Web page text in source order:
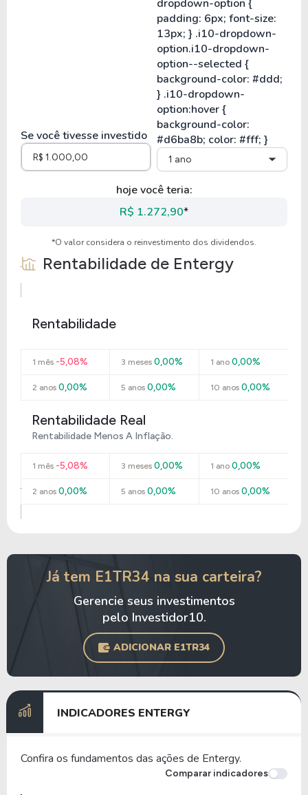
Se você tivesse investido
1 ano
hoje você teria:
R$ 1.272,90*
*O valor considera o reinvestimento dos dividendos.
Rentabilidade de Entergy
Rentabilidade
1 mês -5,08% 3 meses 0,00% 1 ano0,00%
2 anos 0,00% 5 anos 0,00% 10 anos0,00%
Rentabilidade Real
Rentabilidade Menos A Inflação.
1 mês -5,08% 3 meses 0,00% 1 ano0,00%
2 anos 0,00% 5 anos 0,00% 10 anos0,00%
Já tem E1TR34 na sua carteira?
Gerencie seus investimentos
pelo Investidor10.
ADICIONAR E1TR34
INDICADORES ENTERGY
Confira os fundamentos das ações de Entergy.
Comparar indicadores